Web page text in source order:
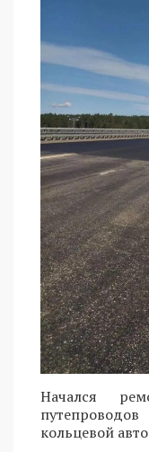
Начался
кольцевой